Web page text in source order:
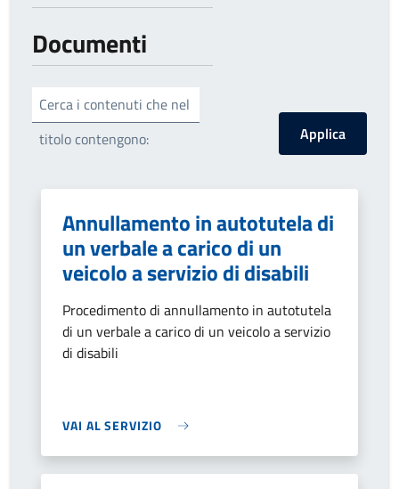
Documenti
Cerca i contenuti che nel
titolo contengono:
Annullamento in autotutela di
un verbale a carico di un
veicolo a servizio di disabili
Procedimento di annullamento in autotutela
di un verbale a carico di un veicolo a servizio
di disabili
VAI AL SERVIZIO